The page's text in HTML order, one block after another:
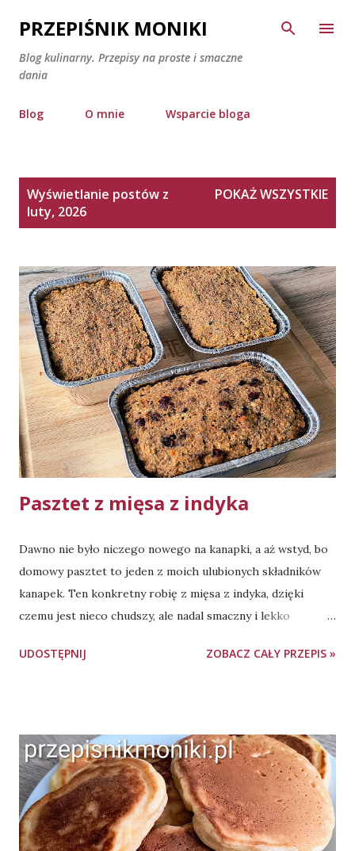
Przejdź do głównej zawartości
PRZEPIŚNIK MONIKI
Blog kulinarny. Przepisy na proste i smaczne
dania
Blog O mnie Wsparcie bloga
Wyświetlanie postów z
luty, 2026
POKAŻ WSZYSTKIE
Pasztet z mięsa z indyka
Dawno nie było niczego nowego na kanapki, a aż wstyd, bo
domowy pasztet to jeden z moich ulubionych składników
kanapek. Ten konkretny robię z mięsa z indyka, dzięki
czemu jest nieco chudszy, ale nadal smaczny i lekko
wersją bez dodatków, robię go również w wersjach
(takich o objętości 0,55 l). Pieczenie - 180 stopni Celsjusza,
góra-dół, 40 minut, do suchego patyczka. Użyto w
przepisie szklanki o objętości 250 ml. Składniki: ok. 2 kg
mięsa indyka (u mnie 1,3 kg golonek z indyka - 2 szt. i 1
skrzydło z indyka; nadaje się również mięso z udźca, a jeśli
UDOSTĘPNIJ ZOBACZ CAŁY PRZEPIS »